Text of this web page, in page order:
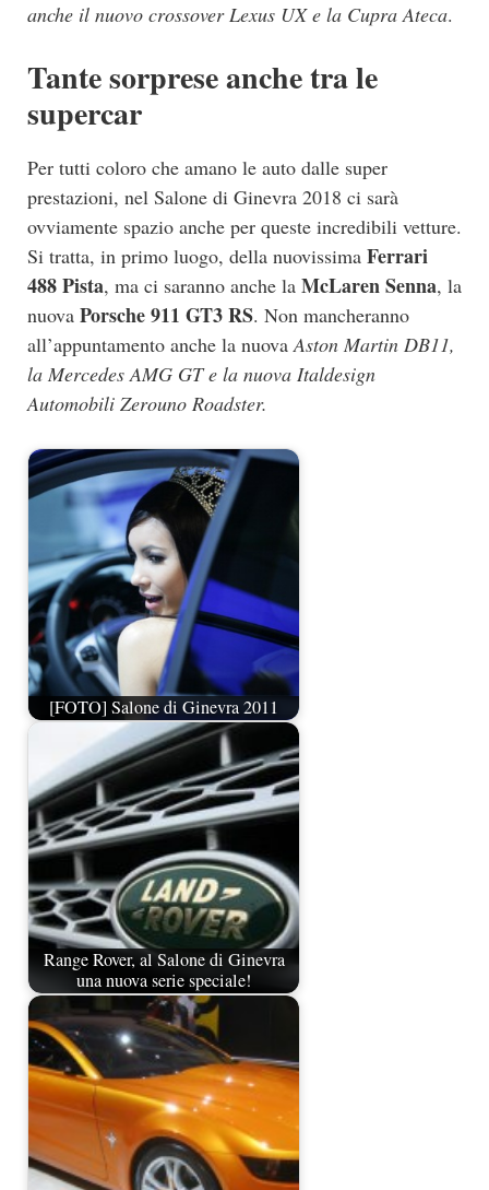
anche il nuovo crossover Lexus UX e la Cupra Ateca.
Tante sorprese anche tra le
supercar
Per tutti coloro che amano le auto dalle super
prestazioni, nel Salone di Ginevra 2018 ci sarà
ovviamente spazio anche per queste incredibili vetture.
Si tratta, in primo luogo, della nuovissima Ferrari
488 Pista, ma ci saranno anche la McLaren Senna, la
nuova Porsche 911 GT3 RS. Non mancheranno
all’appuntamento anche la nuovaAston Martin DB11,
la Mercedes AMG GT e la nuova Italdesign
Automobili Zerouno Roadster.
[FOTO] Salone di Ginevra 2011
Range Rover, al Salone di Ginevra
una nuova serie speciale!